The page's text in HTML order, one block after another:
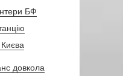
БФ
Києва
довкола